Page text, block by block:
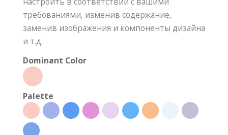
требованиями, изменив содержание,
заменив изображения и компоненты дизайна
и т.д.
Dominant Color
Palette